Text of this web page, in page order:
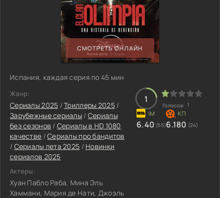
СМОТРЕТЬ ОНЛАЙН
Испания, каждая серия по 45 мин
Жанр:
Сериалы 2025 /Триллеры 2025/
Зарубежные сериалы / Сериалы
без сезонов / Сериалы в HD 1080
качестве /Сериалы про бандитов
/ Сериалы лета 2025 / Новинки
сериалов 2025
Актеры:
Хуан Пабло Раба, Мина Эль
Хаммани, Мария де Нати, Джоэль
1
Голосов: 1
6.40 (55)6.180 (24)